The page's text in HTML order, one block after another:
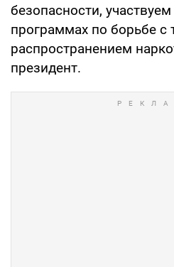
безопасности,
программах по борьбе с
распространением
президент.